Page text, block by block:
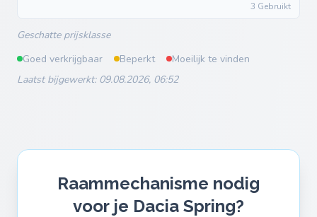
3 Gebruikt
Geschatte prijsklasse
Goed verkrijgbaar
Beperkt
Moeilijk te vinden
Laatst bijgewerkt: 09.08.2026, 06:52
Raammechanisme nodig
voor je Dacia Spring?